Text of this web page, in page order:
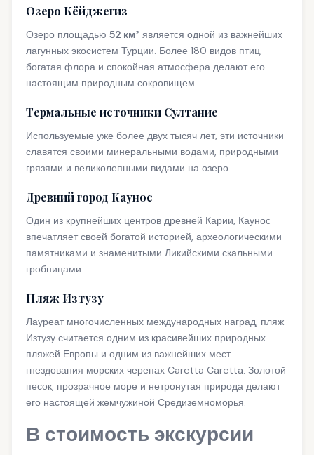
Озеро Кёйджегиз
Озеро площадью 52 км² является одной из важнейших
лагунных экосистем Турции. Более 180 видов птиц,
богатая флора и спокойная атмосфера делают его
настоящим природным сокровищем.
Термальные источники Султание
Используемые уже более двух тысяч лет, эти источники
славятся своими минеральными водами, природными
грязями и великолепными видами на озеро.
Древний город Каунос
Один из крупнейших центров древней Карии, Каунос
впечатляет своей богатой историей, археологическими
памятниками и знаменитыми Ликийскими скальными
гробницами.
Пляж Изтузу
Лауреат многочисленных международных наград, пляж
Изтузу считается одним из красивейших природных
пляжей Европы и одним из важнейших мест
гнездования морских черепах Caretta Caretta. Золотой
песок, прозрачное море и нетронутая природа делают
его настоящей жемчужиной Средиземноморья.
В стоимость экскурсии